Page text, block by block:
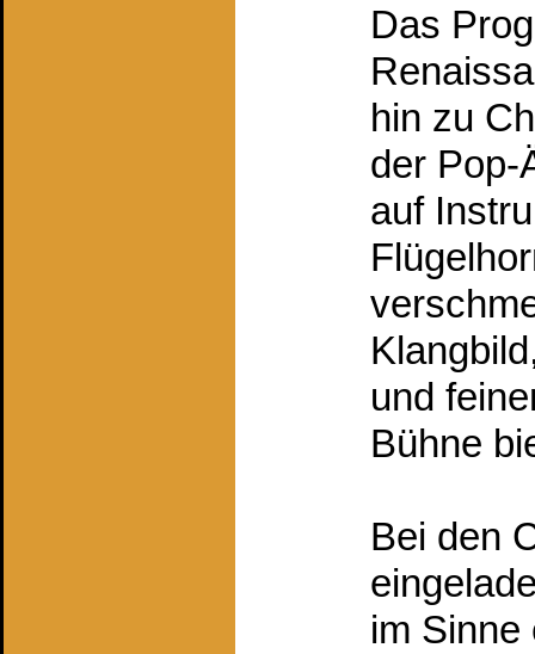
Das
hin zu
der Pop-
auf
und
Bühne
Bei den
im Sinne